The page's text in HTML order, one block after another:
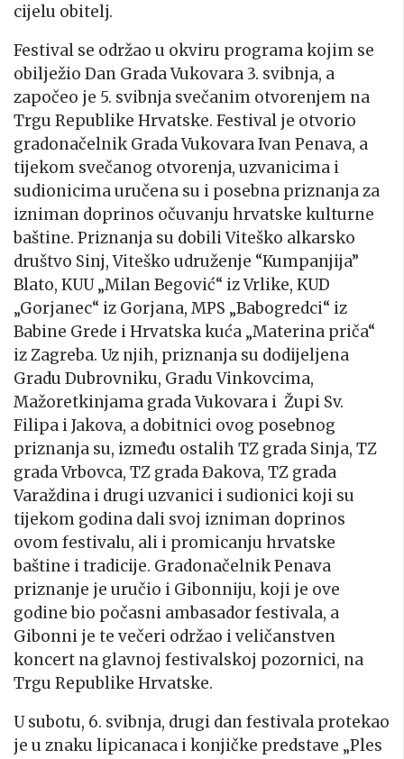
cijelu obitelj.
Festival se održao u okviru programa kojim se
obilježio Dan Grada Vukovara 3. svibnja, a
započeo je 5. svibnja svečanim otvorenjem na
Trgu Republike Hrvatske. Festival je otvorio
gradonačelnik Grada Vukovara Ivan Penava, a
tijekom svečanog otvorenja, uzvanicima i
sudionicima uručena su i posebna priznanja za
izniman doprinos očuvanju hrvatske kulturne
baštine. Priznanja su dobili Viteško alkarsko
društvo Sinj, Viteško udruženje “Kumpanjija”
Blato, KUU „Milan Begović“ iz Vrlike, KUD
„Gorjanec“ iz Gorjana, MPS „Babogredci“ iz
Babine Grede i Hrvatska kuća „Materina priča“
iz Zagreba. Uz njih, priznanja su dodijeljena
Gradu Dubrovniku, Gradu Vinkovcima,
Mažoretkinjama grada Vukovara i Župi Sv.
Filipa i Jakova, a dobitnici ovog posebnog
priznanja su, između ostalih TZ grada Sinja, TZ
grada Vrbovca, TZ grada Đakova, TZ grada
Varaždina i drugi uzvanici i sudionici koji su
tijekom godina dali svoj izniman doprinos
ovom festivalu, ali i promicanju hrvatske
baštine i tradicije. Gradonačelnik Penava
priznanje je uručio i Gibonniju, koji je ove
godine bio počasni ambasador festivala, a
Gibonni je te večeri održao i veličanstven
koncert na glavnoj festivalskoj pozornici, na
Trgu Republike Hrvatske.
U subotu, 6. svibnja, drugi dan festivala protekao
je u znaku lipicanaca i konjičke predstave „Ples